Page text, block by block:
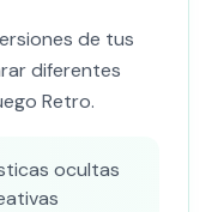
de tus
diferentes
Retro.
ocultas